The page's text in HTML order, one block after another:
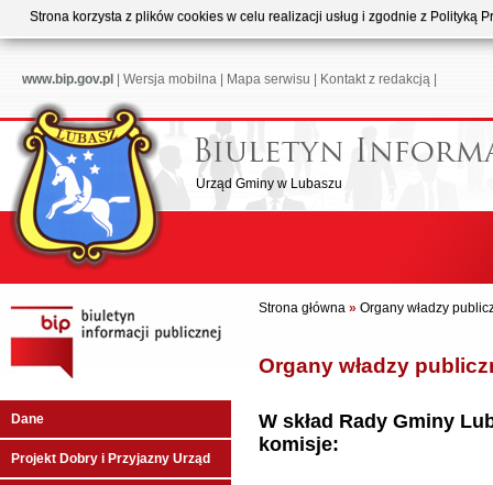
Strona korzysta z plików cookies w celu realizacji usług i zgodnie z
www.bip.gov.pl Wersja mobilna Mapa serwisu Kontakt z redakcją
Urząd Gminy w Lubaszu
Dane
Projekt Dobry i Przyjazny Urząd
Strona główna » Organy władzy
Organy władzy
W skład Rady Gminy
komisje: